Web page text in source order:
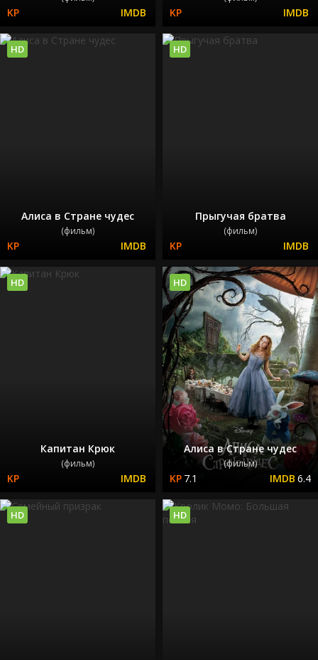
Алиса в Стране чудес
(фильм)
HD
Прыгучая братва
(фильм)
HD
Капитан Крюк
(фильм)
HD
Алиса в Стране чудес
(фильм)
7.1 6.4
HD
HD HD